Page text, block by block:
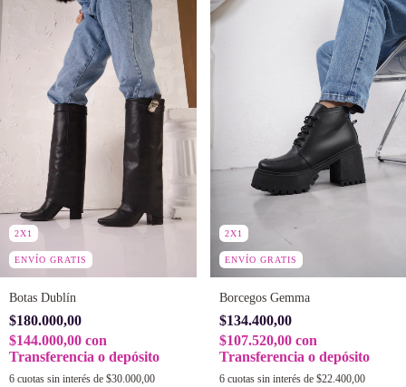
2X1
ENVÍO GRATIS
Botas Dublín
$180.000,00
$144.000,00 con
Transferencia o depósito
6 cuotas sin interés de $30.000,00
2X1
ENVÍO GRATIS
Borcegos Gemma
$134.400,00
$107.520,00 con
Transferencia o depósito
6 cuotas sin interés de $22.400,00